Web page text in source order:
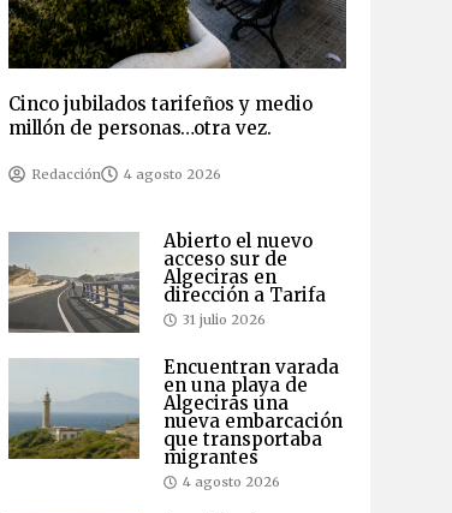
Cinco jubilados tarifeños y medio
millón de personas…otra vez.
Redacción 4 agosto 2026
Abierto el nuevo
acceso sur de
Algeciras en
dirección a Tarifa
31 julio 2026
Encuentran varada
en una playa de
Algeciras una
nueva embarcación
que transportaba
migrantes
4 agosto 2026